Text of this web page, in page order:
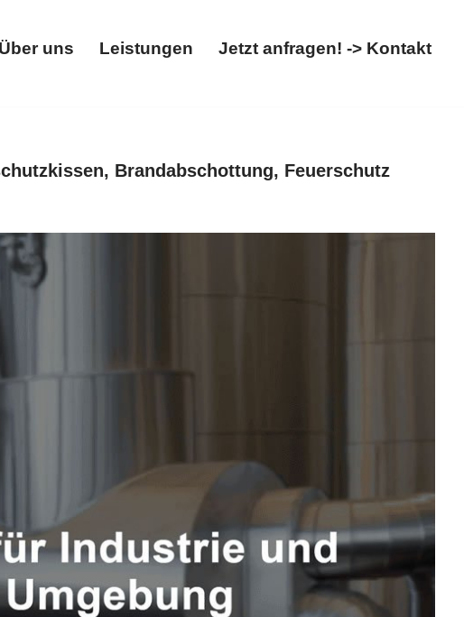
Über uns Leistungen Jetzt anfragen! -> Kontakt
Brandabschottung, Feuerschutz